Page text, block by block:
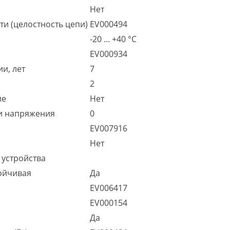
Нет
(целостность цепи) EV000494
-20 ... +40 °C
EV000934
лет
7
2
Нет
напряжения
0
EV007916
Нет
Да
EV006417
EV000154
Да